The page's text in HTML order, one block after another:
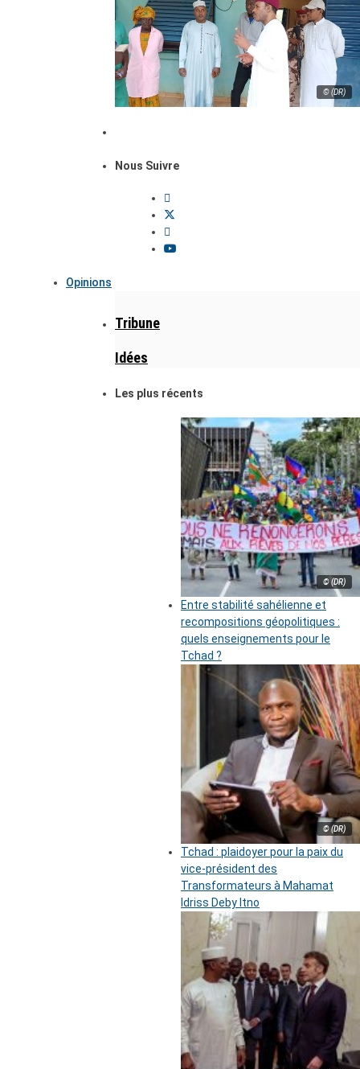
© (DR)
Nous Suivre
Opinions
Tribune
Idées
Les plus récents
© (DR)
Entre stabilité sahélienne et
recompositions géopolitiques :
quels enseignements pour le
Tchad ?
© (DR)
Tchad : plaidoyer pour la paix du
vice-président des
Transformateurs à Mahamat
Idriss Deby Itno